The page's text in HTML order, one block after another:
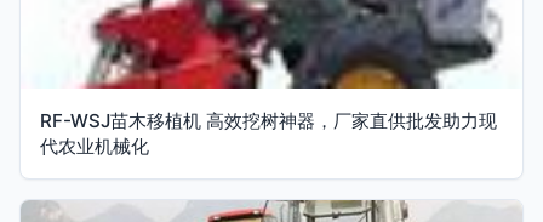
RF-WSJ苗木移植机 高效挖树神器，厂家直供批发助力现
代农业机械化